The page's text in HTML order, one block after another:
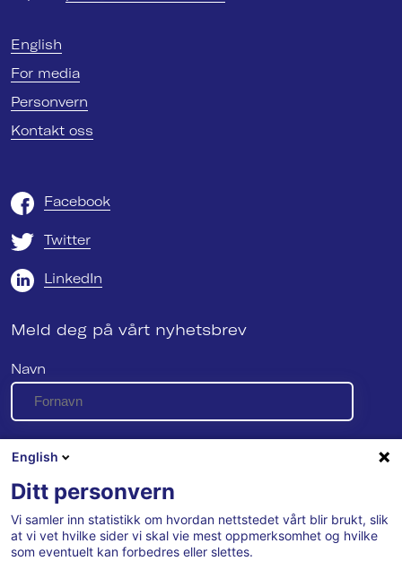
English
For media
Personvern
Kontakt oss
Facebook
Twitter
LinkedIn
Meld deg på vårt nyhetsbrev
Navn
E-post
Se vår personvernerklæring her
English
Ditt personvern
Vi samler inn statistikk om hvordan nettstedet vårt blir brukt, slik
at vi vet hvilke sider vi skal vie mest oppmerksomhet og hvilke
som eventuelt kan forbedres eller slettes.